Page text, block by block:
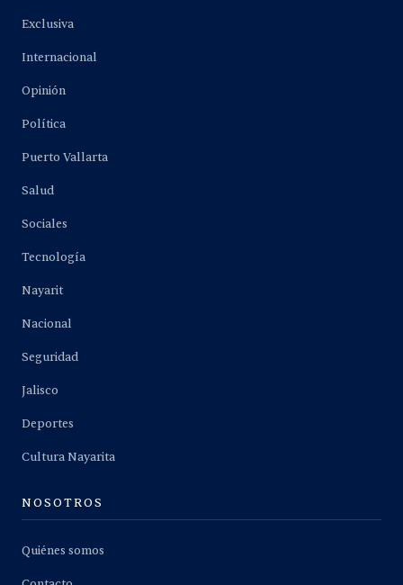
Exclusiva
Internacional
Opinión
Política
Puerto Vallarta
Salud
Sociales
Tecnología
Nayarit
Nacional
Seguridad
Jalisco
Deportes
Cultura Nayarita
NOSOTROS
Quiénes somos